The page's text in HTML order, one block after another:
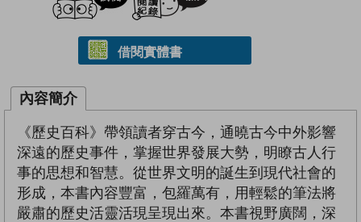
借閱實體書
內容簡介
《歷史百科》帶領讀者穿古今，通曉古今中外影響
深遠的歷史事件，掌握世界發展大勢，明瞭古人行
事的思想和智慧。從世界文明的誕生到現代社會的
形成，本書內容豐富，包羅萬有，用輕鬆的筆法將
嚴肅的歷史活靈活現呈現出來。本書視野廣闊，深